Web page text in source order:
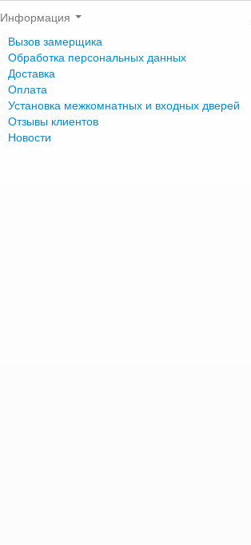
Информация
Вызов замерщика
Обработка персональных данных
Доставка
Оплата
Установка межкомнатных и входных дверей
Отзывы клиентов
Новости